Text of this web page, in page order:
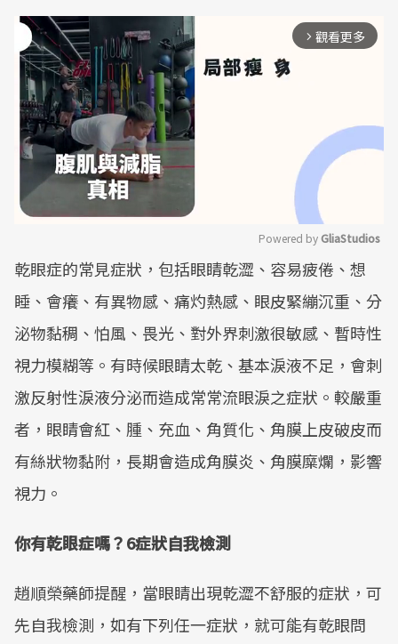
arrow_forward_ios 觀看更多
Mute
Powered by GliaStudios
乾眼症的常見症狀，包括眼睛乾澀、容易疲倦、想
睡、會癢、有異物感、痛灼熱感、眼皮緊繃沉重、分
泌物黏稠、怕風、畏光、對外界刺激很敏感、暫時性
視力模糊等。有時候眼睛太乾、基本淚液不足，會刺
激反射性淚液分泌而造成常常流眼淚之症狀。較嚴重
者，眼睛會紅、腫、充血、角質化、角膜上皮破皮而
有絲狀物黏附，長期會造成角膜炎、角膜糜爛，影響
視力。
你有乾眼症嗎？6症狀自我檢測
趙順榮藥師提醒，當眼睛出現乾澀不舒服的症狀，可
先自我檢測，如有下列任一症狀，就可能有乾眼問